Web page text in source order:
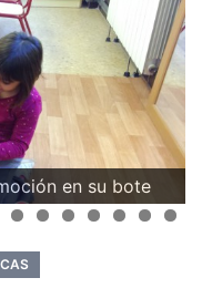
en su bote